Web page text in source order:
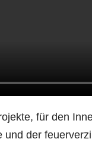
für den
der